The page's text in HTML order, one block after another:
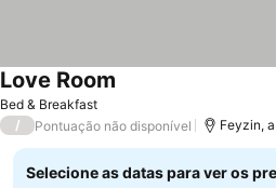
Bed & Breakfast
Love Room
/ Pontuação não disponível Feyzin,
Selecione as datas para ver os